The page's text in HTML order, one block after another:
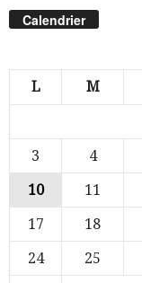
Calendrier
L M
3
4
10
11
17
18
24
25